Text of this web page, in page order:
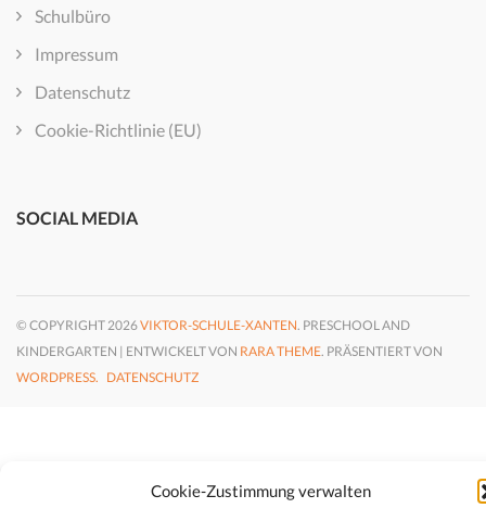
Cookie-Zustimmung verwalten
Schulbüro
Impressum
Datenschutz
Cookie-Richtlinie (EU)
SOCIAL MEDIA
© COPYRIGHT 2026VIKTOR-SCHULE-XANTEN. PRESCHOOL AND
KINDERGARTEN | ENTWICKELT VON RARA THEME. PRÄSENTIERT VON
WORDPRESS. DATENSCHUTZ